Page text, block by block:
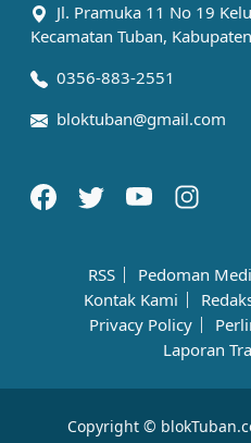
Jl. Pramuka 11 No 19
Kecamatan Tuban,
0356-883-2551
bloktuban@gmail.com
RSS Pedoman
Kontak Kami
Privacy Policy
Laporan
Copyright ©